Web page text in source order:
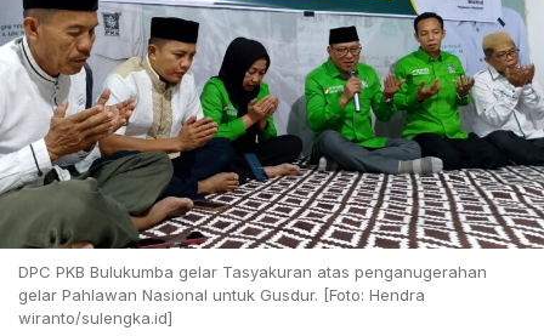
DPC PKB Bulukumba gelar Tasyakuran atas penganugerahan
gelar Pahlawan Nasional untuk Gusdur. [Foto: Hendra
wiranto/sulengka.id]